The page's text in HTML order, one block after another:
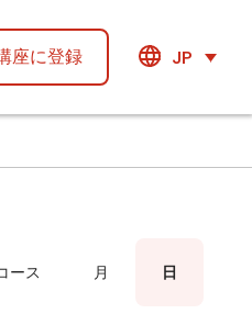
座に登録 JP
Event
Views
ース 月 日